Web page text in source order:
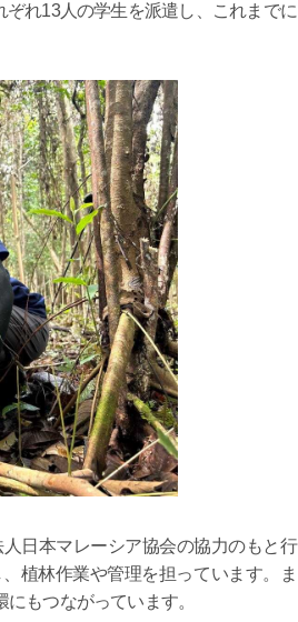
れ13人の学生を派遣し、これまでに
日本マレーシア協会の協力のもと行
植林作業や管理を担っています。ま
もつながっています。